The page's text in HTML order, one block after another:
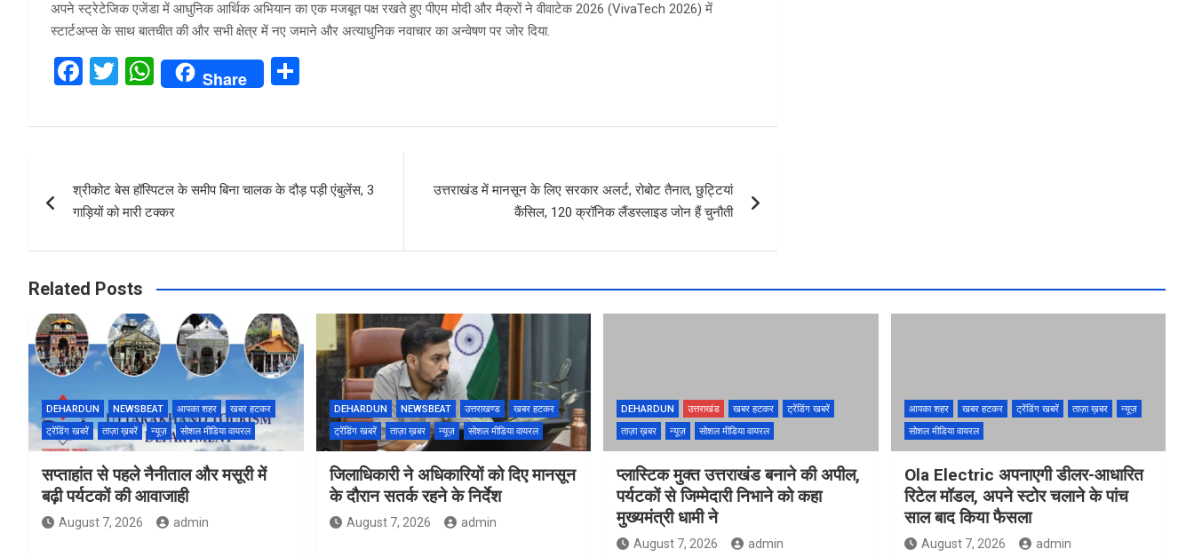
अपने स्ट्रेटेजिक एजेंडा में आधुनिक आर्थिक अभियान का एक मजबूत पक्ष रखते हुए पीएम मोदी और मैक्रों ने वीवाटेक 2026 (VivaTech 2026) में
स्टार्टअप्स के साथ बातचीत की और सभी क्षेत्र में नए जमाने और अत्याधुनिक नवाचार का अन्वेषण पर जोर दिया.
F
ce
o
o
k
T
tt
W
h
at
A
p
p
Share
ar
navigation
श्रीकोट बेस हॉस्पिटल के समीप बिना चालक के दौड़ पड़ी एंबुलेंस, 3
गाड़ियों को मारी टक्कर
उत्तराखंड में मानसून के लिए सरकार अलर्ट, रोबोट तैनात, छुट्टियां
कैंसिल, 120 क्रॉनिक लैंडस्लाइड जोन हैं चुनौती
Related Posts
DEHARDUN NEWSBEAT आपका शहर
खबर हटकर
ट्रेंडिंग खबरें
ताज़ा ख़बरें न्यूज़ सोशल मीडिया वायरल
सप्ताहांत से पहले नैनीताल और मसूरी में
बढ़ी पर्यटकों की आवाजाही
August 7, 2026 admin
DEHARDUN NEWSBEAT उत्तराखण्ड
खबर हटकर
ट्रेंडिंग खबरें
ताज़ा ख़बर न्यूज़ सोशल मीडिया वायरल
जिलाधिकारी ने अधिकारियों को दिए मानसून
के दौरान सतर्क रहने के निर्देश
August 7, 2026 admin
DEHARDUN उत्तराखंड खबर हटकर
ट्रेंडिंग खबरें
ताज़ा ख़बर
न्यूज़ सोशल मीडिया वायरल
प्लास्टिक मुक्त उत्तराखंड बनाने की अपील,
पर्यटकों से जिम्मेदारी निभाने को कहा
मुख्यमंत्री धामी ने
August 7, 2026 admin
आपका शहर खबर हटकर ट्रेंडिंग खबरें ताज़ा ख़बर
न्यूज़
सोशल मीडिया वायरल
Ola Electric अपनाएगी डीलर-आधारित
रिटेल मॉडल, अपने स्टोर चलाने के पांच
साल बाद किया फैसला
August 7, 2026 admin